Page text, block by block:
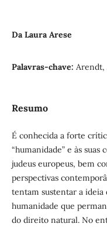
Da Laura Arese
Palavras-chave: Arendt,
Resumo
É conhecida a forte
“humanidade” e às suas
judeus europeus, bem
perspectivas
tentam sustentar a ideia
humanidade que
do direito natural. No